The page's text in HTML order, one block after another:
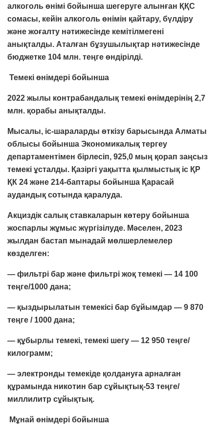
алкоголь өнімі бойынша шегеруге алынған ҚҚС
сомасы, кейін алкоголь өнімін қайтару, бүлдіру
және жоғалту нәтижесінде кемітілмегені
анықталды. Аталған бұзушылықтар нәтижесінде
бюджетке 104 млн. теңге өндірілді.
Темекі өнімдері бойынша
2022 жылы контрабандалық темекі өнімдерінің 2,7
млн. қорабы анықталды.
Мысалы, іс-шараларды өткізу барысында Алматы
облысы бойынша Экономикалық тергеу
департаментімен бірлесіп, 925,0 мың қорап заңсыз
темекі ұсталды. Қазіргі уақытта қылмыстық іс ҚР
ҚК 24 және 214-баптары бойынша Қарасай
аудандық сотында қаралуда.
Акциздік салық ставкаларын көтеру бойынша
жоспарлы жұмыс жүргізілуде. Мәселен, 2023
жылдан бастап мынадай мөлшерлемелер
көзделген:
— фильтрі бар және фильтрі жоқ темекі — 14 100
теңге/1000 дана;
— қыздырылатын темекісі бар бұйымдар — 9 870
теңге / 1000 дана;
— құбырлы темекі, темекі шегу — 12 950 теңге/
килограмм;
— электронды темекіде қолдануға арналған
құрамында никотин бар сұйықтық-53 теңге/
миллилитр сұйықтық.
Мұнай өнімдері бойынша